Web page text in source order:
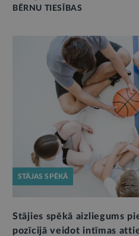
BĒRNU TIESĪBAS
STĀJAS SPĒKĀ
Stājies spēkā aizliegums
pozīcijā veidot intīmas